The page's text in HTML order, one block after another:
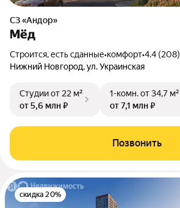
СЗ «Андор»
Мёд
Строится, есть сданные•комфорт•4.4 (208)
Нижний Новгород, ул. Украинская
Студииот 22 м²
от 5,6 млн ₽
1-комн.от 34,7 м²
от 7,1 млн ₽
Позвонить
скидка 20%